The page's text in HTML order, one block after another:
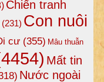
Chiến tranh
Con nuôi
cư(355) Mâu thuẫn
Mất tin
Nước ngoài